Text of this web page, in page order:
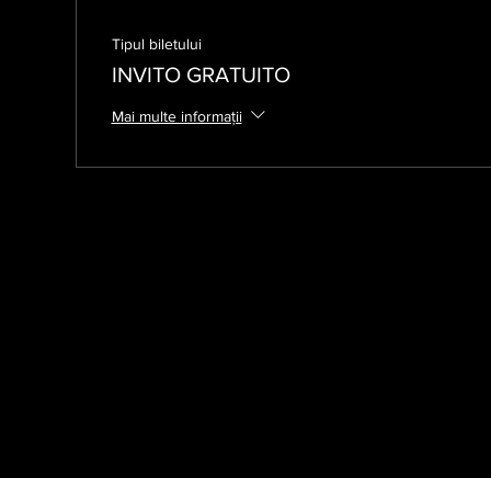
Tipul biletului
INVITO GRATUITO
Mai multe informații